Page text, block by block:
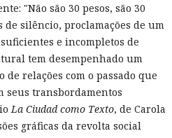
"Não são 30 pesos, são 30
de silêncio, proclamações de um
e incompletos de
tem desempenhado um
relações com o passado que
seus transbordamentos
La Ciudad como Texto, de Carola
gráficas da revolta social